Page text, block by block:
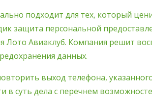
подходит для тех, который
защита персональной
Лото Авиаклуб. Компания решит
данных.
выход телефона,
в суть дела с перечнем